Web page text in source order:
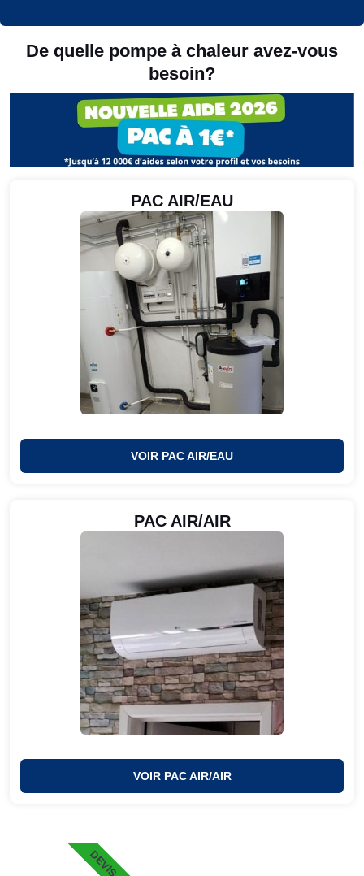
De quelle pompe à chaleur avez-vous
besoin?
PAC AIR/EAU
VOIR PAC AIR/EAU
PAC AIR/AIR
VOIR PAC AIR/AIR